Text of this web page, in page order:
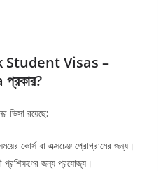
Visas –
ভিসা রয়েছে:
কোর্স বা এক্সচেঞ্জ প্রোগ্রামের জন্য।
প্রশিক্ষণের জন্য প্রযোজ্য।